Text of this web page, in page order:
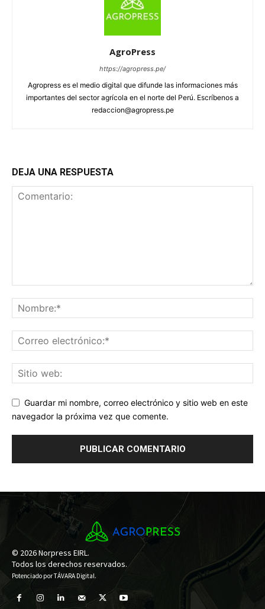
AgroPress
https://agropress.pe/
Agropress es el medio digital que difunde las informaciones más
importantes del sector agrícola en el norte del Perú. Escríbenos a
redaccion@agropress.pe
DEJA UNA RESPUESTA
Guardar mi nombre, correo electrónico y sitio web en este
navegador la próxima vez que comente.
© 2026 Norpress EIRL.
Todos los derechos reservados.
Potenciado porTÁVARA Digital.